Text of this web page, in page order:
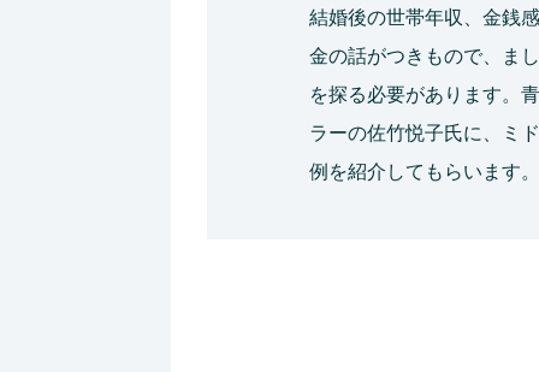
結婚後の世帯年収、金銭
金の話がつきもので、ま
を探る必要があります。
ラーの佐竹悦子氏に、ミ
例を紹介してもらいます。